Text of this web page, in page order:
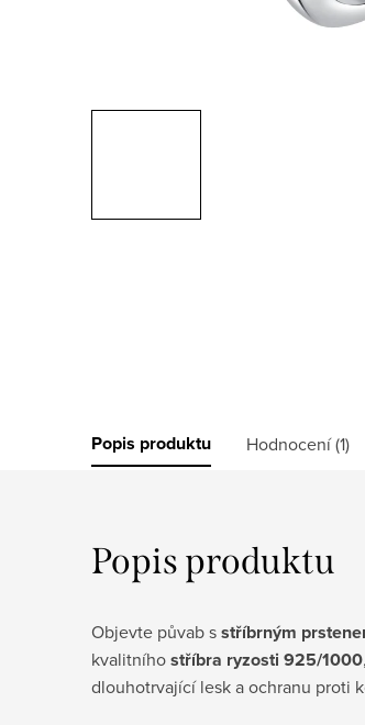
Popis produktu Hodnocení (1)
Popis produktu
Objevte půvab sstříbrným
kvalitníhostříbra ryzosti 925/1000
dlouhotrvající lesk a ochranu proti